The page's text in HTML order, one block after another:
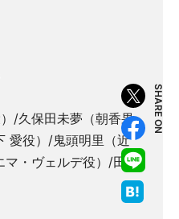
/久保田未夢（朝香果
愛役）/鬼頭明里（近
・ヴェルデ役）/田中
SHARE ON